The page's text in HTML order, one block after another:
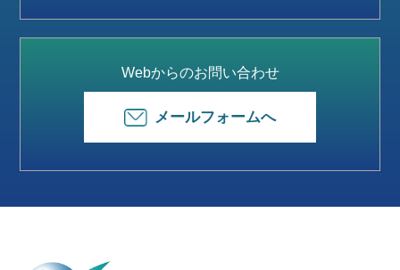
Webからのお問い合わせ
メールフォームへ